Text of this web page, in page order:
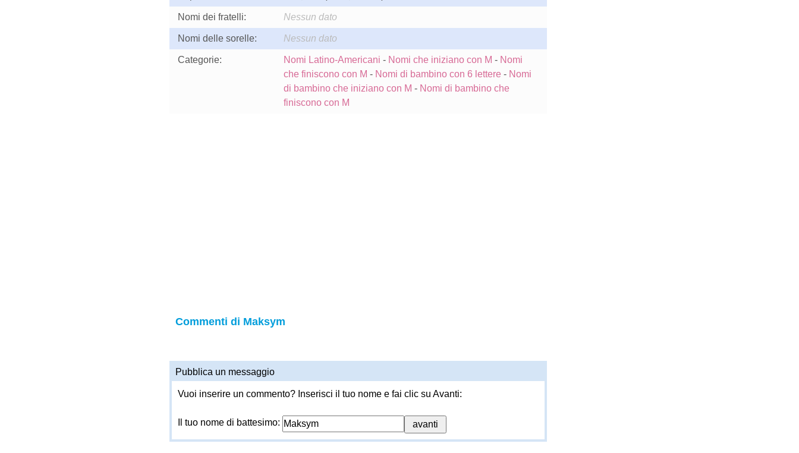
Nomi dei fratelli: Nessun dato
Nomi delle sorelle: Nessun dato
Categorie: Nomi Latino-Americani - Nomi che iniziano con M - Nomi
che finiscono con M - Nomi di bambino con 6 lettere- Nomi
di bambino che iniziano con M - Nomi di bambino che
finiscono con M
Commenti di Maksym
Pubblica un messaggio
Vuoi inserire un commento? Inserisci il tuo nome e fai clic su Avanti:
Il tuo nome di battesimo: